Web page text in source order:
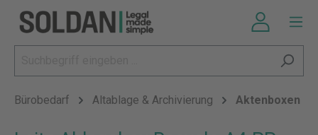
Bürobedarf Altablage & Archivierung Aktenboxen